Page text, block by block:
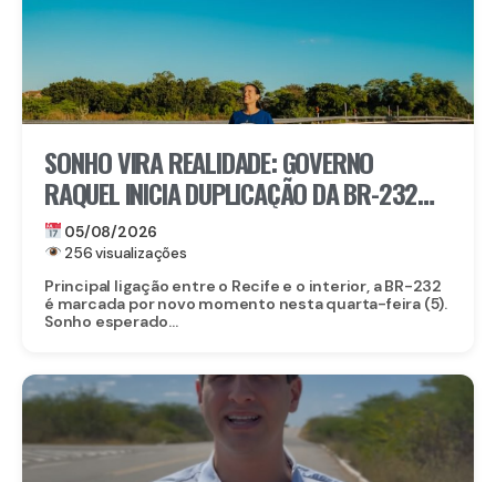
SONHO VIRA REALIDADE: GOVERNO
RAQUEL INICIA DUPLICAÇÃO DA BR-232
ENTRE SÃO CAETANO E BELO JARDIM
05/08/2026
256 visualizações
Principal ligação entre o Recife e o interior, a BR-232
é marcada por novo momento nesta quarta-feira (5).
Sonho esperado...